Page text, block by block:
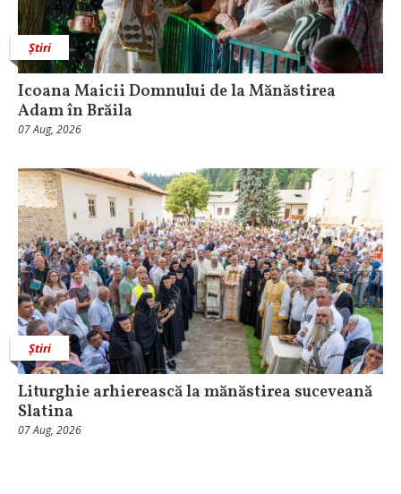
Știri
Icoana Maicii Domnului de la Mănăstirea
Adam în Brăila
07 Aug, 2026
Știri
Liturghie arhierească la mănăstirea suceveană
Slatina
07 Aug, 2026